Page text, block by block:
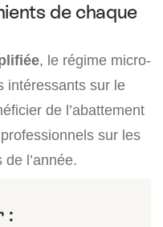
de chaque
, le régime micro-
intéressants sur le
de l’abattement
sur les
l’année.
: